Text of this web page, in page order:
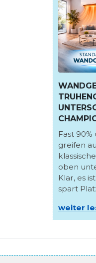
Fast
greifen
oben
Klar, es
spart
weiter